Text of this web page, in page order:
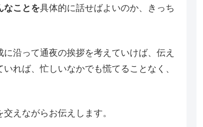
なことを具体的に話せばよいのか、きっち
に沿って通夜の挨拶を考えていけば、伝え
いれば、忙しいなかでも慌てることなく、
交えながらお伝えします。